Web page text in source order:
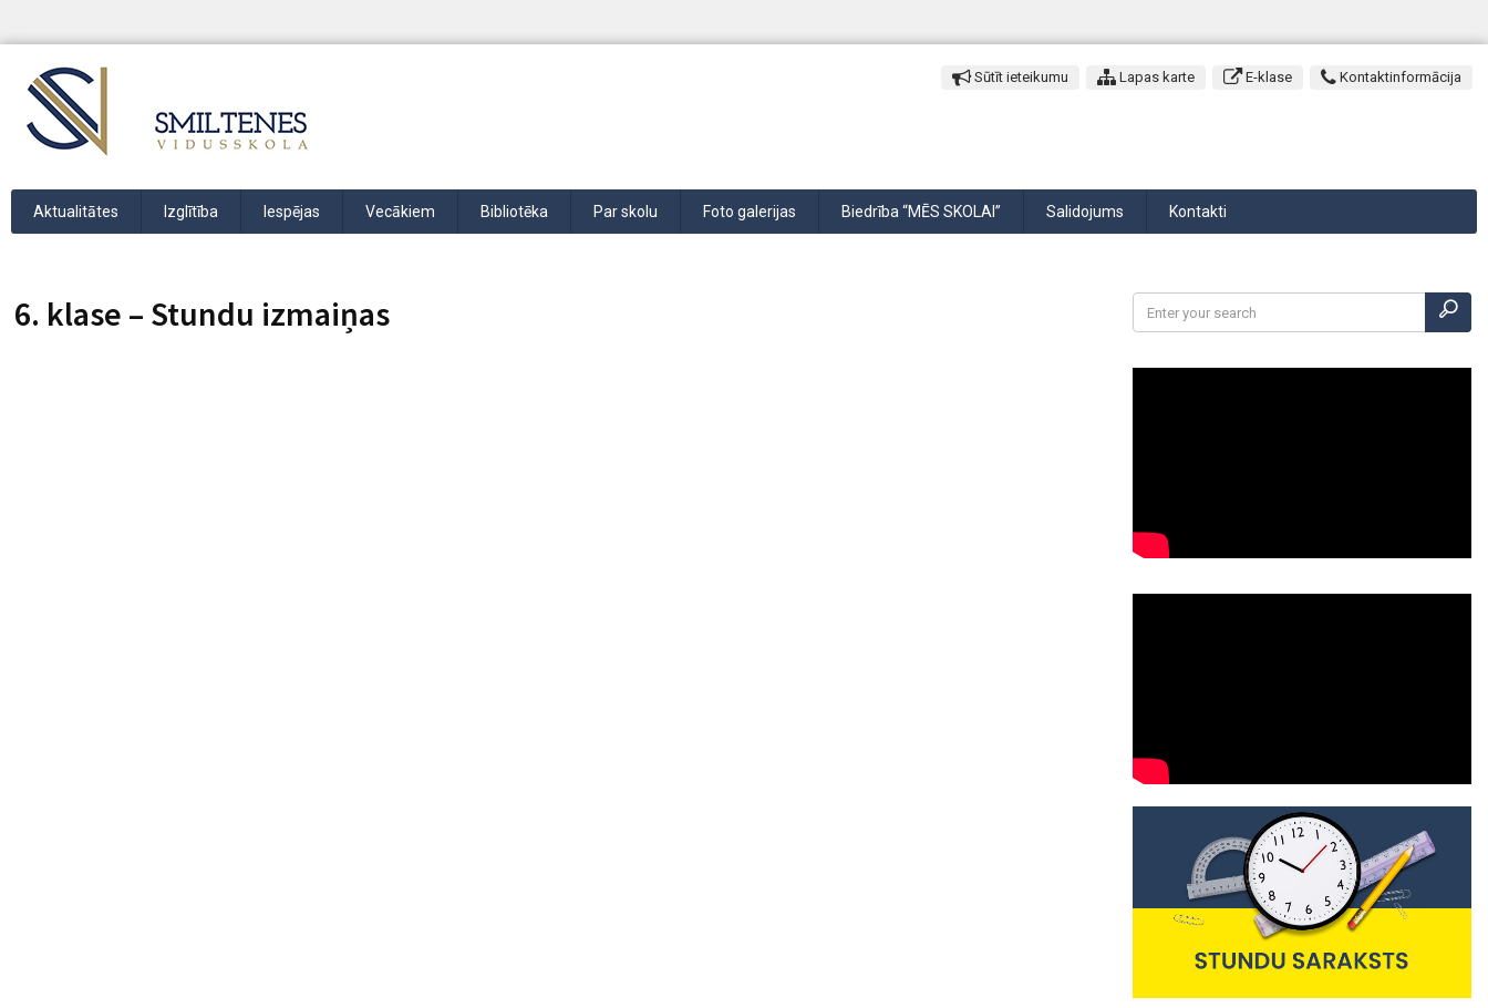
Sūtīt ieteikumu Lapas karte E-klase Kontaktinformācija
Aktualitātes Izglītība Iespējas Vecākiem Bibliotēka Par skolu Foto galerijas Biedrība “MĒS SKOLAI” Salidojums Kontakti
6. klase – Stundu izmaiņas